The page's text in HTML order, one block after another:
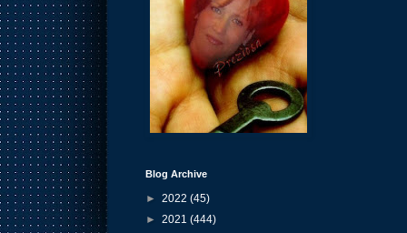
Blog Archive
► 2022 (45)
► 2021 (444)